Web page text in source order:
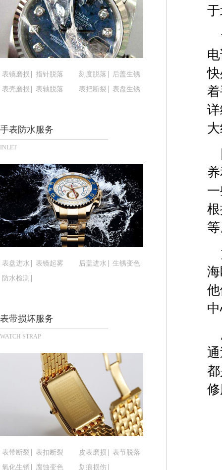
温州市鹿城区锦绣路1067号置信广场10层1015室
哈尔滨市道里区友谊西路600号富力中心T2座写字
大连市中山区人民路15号国际金融大厦7层G室（
佛山市禅城区季华五路57号万科金融中心C座12层
东莞市东城街道鸿福东路1号民盈国贸中心T1写字
无锡市梁溪区人民中路139号恒隆广场写字楼1座
南通市崇川区工农路57号圆融广场写字楼16层
苏州市苏州工业园区星港街199号苏州中心办公楼
武汉市江汉区解放大道686号世界贸易大厦38层09
南宁市青秀区金湖路59号地王大厦12楼1224室（
泉州市丰泽区宝洲路729号浦西万达中心写字楼A
青岛市南区山东路6号华润大厦B座22层04室（需
烟台市芝罘区胜利路139号万达金融中心A座907室
长春市朝阳区西安大路727号中银大厦A座(旺进大
贵阳市南明区都司高架桥路33号亨特国际金融中心
昆明市盘龙区北京路928号同德昆明广场写字楼10
石家庄市长安区中山东路39号勒泰中心写字楼B座
西安市碑林区南关正街88号华侨城长安国际中心E
海口市龙华区金贸东路5号海口华润大厦B座17层
唐山市路南区新华东道100号万达广场写字楼A座
台州市椒江区东海大道1800号腾达中心东1幢20楼
内蒙古自治区呼和浩特市玉泉区大学西街70号华
重庆市解放碑渝中区民权路28号英利国际金融中
黑龙江省大庆市萨尔图区会战大街腕表时光售后服
黑龙江省鹤岗市向阳区红军路腕表时光售后服务中
黑龙江省黑河市爱辉区中央街腕表时光售后服务中
黑龙江省鸡西市鸡冠区红军路腕表时光售后服务中
黑龙江省佳木斯市向阳区长安路腕表时光售后服务
黑龙江省牡丹江市东安区太平路腕表时光售后服务
黑龙江省七台河市桃山区大同街腕表时光售后服务
黑龙江省齐齐哈尔市龙沙区龙华路腕表时光售后服
黑龙江省双鸭山市尖山区新兴大街腕表时光售后服
表镜磨损 指针脱落 刻度脱落
后盖生锈
表壳磨损
表轴脱落 表把断裂 表盘生锈
手表防水服务
INLET
表盘进水 表镜起雾 后盖进水
生锈变色
防水检测
表带损坏服务
WATCH STRAP
表带断裂 表扣断裂 皮表磨损
表节脱落
氧化生锈
腐蚀变色 划痕损伤